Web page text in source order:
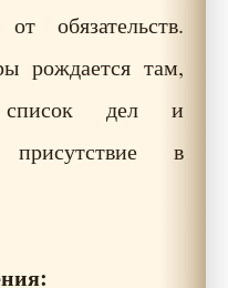
обязательств.
рождается там,
список дел и
присутствие в